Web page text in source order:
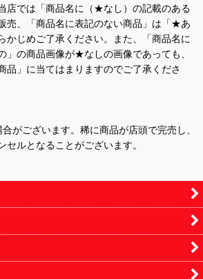
店では「商品名に（★なし）の記載のある
売、「商品名に表記のない商品」は「★あ
かじめご了承ください。また、「商品名に
」の商品画像が★なしの画像であっても、
品」に当てはまりますのでご了承くださ
がございます。稀に商品が店頭で完売し、
セルとなることがございます。